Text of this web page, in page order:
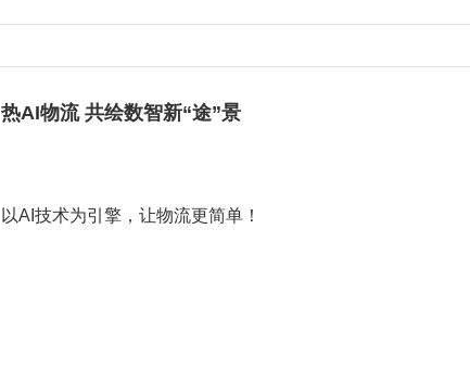
热AI物流 共绘数智新“途”景
以AI技术为引擎，让物流更简单！